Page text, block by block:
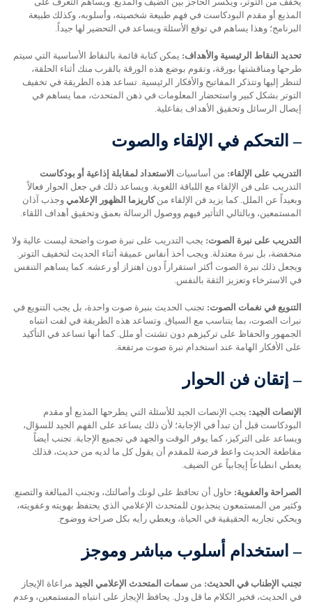
المذيع أو مقدم البودكاست في فهم طبيعة شخصيته، وأسلوبه، وكذلك طبيعة
البرنامج؛ وهذا يساهم في توقع الأسئلة ويساعد في التحضير لها جيداً.
تحديد النقاط الرئيسية والأهداف: يمكن كتابة قائمة بالنقاط الأساسية التي سيتم
طرحها ومناقشتها بورقة، وتقوم بوضع هذه الورقة بالقرب منك أثناء الحلقة،
لتنظر إليها وتتذكر المفاتيح والأفكار الرئيسية. تساعد هذه الطريقة في تخفيف
التوتر بشكل كبير واستحضار المعلومات في ذهن المتحدث، مما يساهم في
إيصال الرسائل وتحقيق الأهداف بفاعلية.
– التحكم في الإلقاء والصوت
التدريب على الإلقاء: من أساسيات الاستعداد لمقابلة إذاعية أو بودكاست
التدريب على فن الإلقاء مع اللباقة اللغوية. ويساعد ذلك في جعل الحوار فعالاً
وبعيداً عن الملل. كما يزيد فن الإلقاء منكاريزما الظهور الإعلامي وجذب آذان
المستمعين، وبالتالي التأثير فيهم ووصول الرسالة بعمق وتحقيق أهداف اللقاء.
التدريب على نبرة الصوت: يجب التدريب على نبرة صوت واضحة ليست عالية ولا
منخفضة، بل نبرة معتدلة. ويجب أخذ أنفاس عميقة أثناء الحديث لتخفيف التوتر.
ويجعل ذلك نبرة الصوت أكثر استقراراً دون اهتزاز أو رعشه. كما يساهم التنفس
في الاسترخاء وتعزيز الثقة بالنفس.
التنويع في نغمات الصوت: تجنب الحديث بنبرة صوت واحدة، بل يجب التنويع في
نبرات الصوت، بما يتناسب مع السياق. وتساعد هذه الطريقة في لفت انتباه
الجمهور والحفاظ على تركيزهم دون تشتت أو ملل. كما أنها تساعد في التأكيد
على الأفكار الهامة عند استخدام نبرة صوت مرتفعة.
– إتقان فن الحوار
الإنصات الجيد: يجب الإنصات الجيد للأسئلة التي يطرحها المذيع أو مقدم
البودكاست قبل أن تبدأ في الإجابة؛ لأن ذلك يساعد على الفهم الجيد للسؤال،
ويساعد على التركيز، كما يوفر الوقت والجهد في تجميع الإجابة. تجنب أيضاً
مقاطعة الحديث واعط فرصة للمقدم أن يقول كل ما لديه من حديث، فذلك
يعطي انطباعاً إيجابياً عن الضيف.
الصراحة والعفوية: حاول أن تحافظ على لونك وأصالتك، وتجنب المبالغة والتصنع.
وكثير من المستمعون ينجذبون للمتحدث الإعلامي الذي يحتفظ بهويته وعفويته،
ويحكي تجاربه الحقيقية في الحياة، ويعطي رأيه بكل صراحة ووضوح.
– استخدام أسلوب مباشر وموجز
تجنب الإطناب في الحديث: من سمات المتحدث الإعلامي الجيد مراعاة الإيجاز
في الحديث، فخير الكلام ما قل ودل. يحافظ الإيجاز على انتباه المستمعين، وعدم